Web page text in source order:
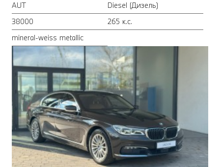
AUT
Diesel (Дизель)
38000
265 к.с.
mineral-weiss metallic